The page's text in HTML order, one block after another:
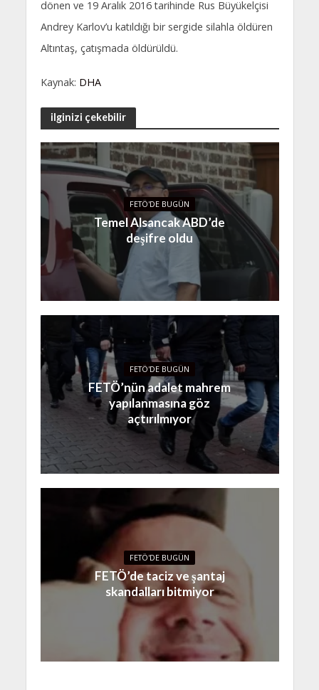
dönen ve 19 Aralık 2016 tarihinde Rus Büyükelçisi
Andrey Karlov’u katıldığı bir sergide silahla öldüren
Altıntaş, çatışmada öldürüldü.
Kaynak: DHA
ilginizi çekebilir
FETÖ'DE BUGÜN
Temel Alsancak ABD’de
deşifre oldu
FETÖ'DE BUGÜN
FETÖ’nün adalet mahrem
yapılanmasına göz
açtırılmıyor
FETÖ'DE BUGÜN
FETÖ’de taciz ve şantaj
skandalları bitmiyor